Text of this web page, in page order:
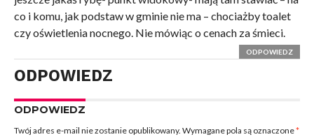
co i komu, jak podstaw w gminie nie ma – chociażby toalet
czy oświetlenia nocnego. Nie mówiąc o cenach za śmieci.
ODPOWIEDZ
ODPOWIEDZ
ODPOWIEDZ
Twój adres e-mail nie zostanie opublikowany. Wymagane pola są oznaczone*